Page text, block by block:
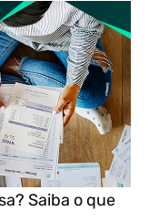
Saiba o que